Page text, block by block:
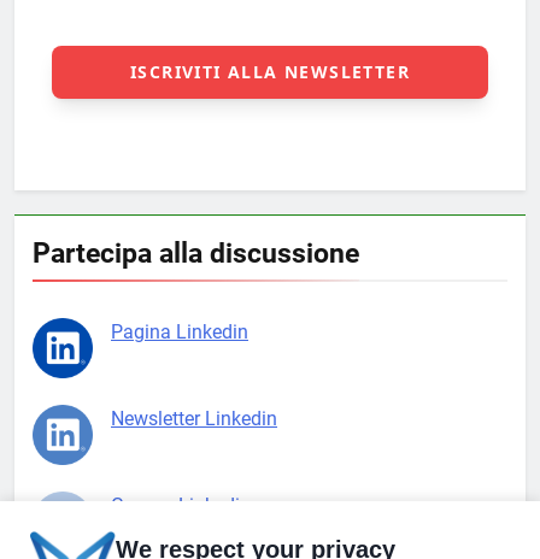
Partecipa alla discussione
Pagina Linkedin
Newsletter Linkedin
Gruppo Linkedin
We respect your privacy